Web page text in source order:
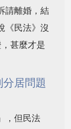
請離婚，結
《民法》沒
甚麼才是
居問題
，但民法